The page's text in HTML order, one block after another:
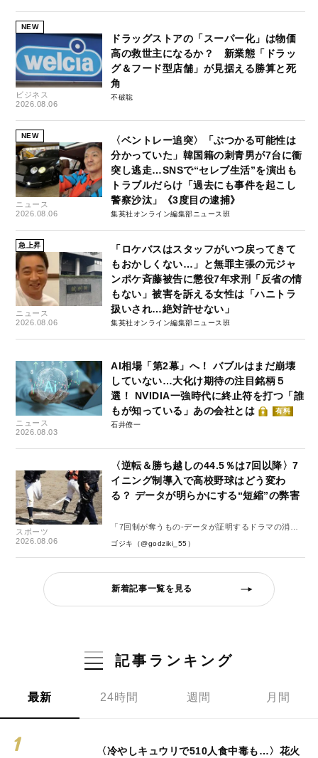
NEW
ビジネス
2026.08.06
ドラッグストアの「スーパー化」は物価
高の救世主になるか？ 新業態「ドラッ
グ＆フード型店舗」が見据える勝算と死
角
不破聡
NEW
ニュース
2026.08.06
〈ベントレー追突〉「ぶつかる可能性は
分かっていた」韓国籍の刺青男が7台に衝
突し逃走…SNSで“セレブ生活”を演出も
トラブルだらけ「過去にも事件を起こし
警察沙汰」《3度目の逮捕》
集英社オンライン編集部ニュース班
急上昇
ニュース
2026.08.06
「ロケバスはスタッフがいつ戻ってきて
もおかしくない…」と無罪主張の元ジャ
ンポケ斉藤被告に懲役7年求刑「反省の情
もない」被害を訴える女性は「ハニトラ
扱いされ…絶対許せない」
集英社オンライン編集部ニュース班
ニュース
2026.08.03
AI相場「第2幕」へ！ バブルはまだ崩壊
していない…大化け期待の注目銘柄５
選！ NVIDIA一強時代に終止符を打つ「誰
もが知っている」あの会社とは
有料
石井僚一
スポーツ
2026.08.06
〈逆転＆勝ち越しの44.5％は7回以降〉7
イニング制導入で高校野球はどう変わ
る？ データが明らかにする“短縮”の弊害
「7回制が奪うもの-データが証明するドラマの消
失-」
ゴジキ（@godziki_55）
新着記事一覧を見る
記事ランキング
最新 24時間 週間 月間
〈冷やしキュウリで510人食中毒も…〉花火